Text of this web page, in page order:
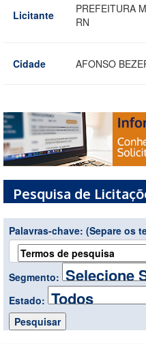
Licitante
PREFEITURA
RN
Cidade AFONSO
Pesquisa de
Palavras-chave: (Separe os
Segmento:
Estado: